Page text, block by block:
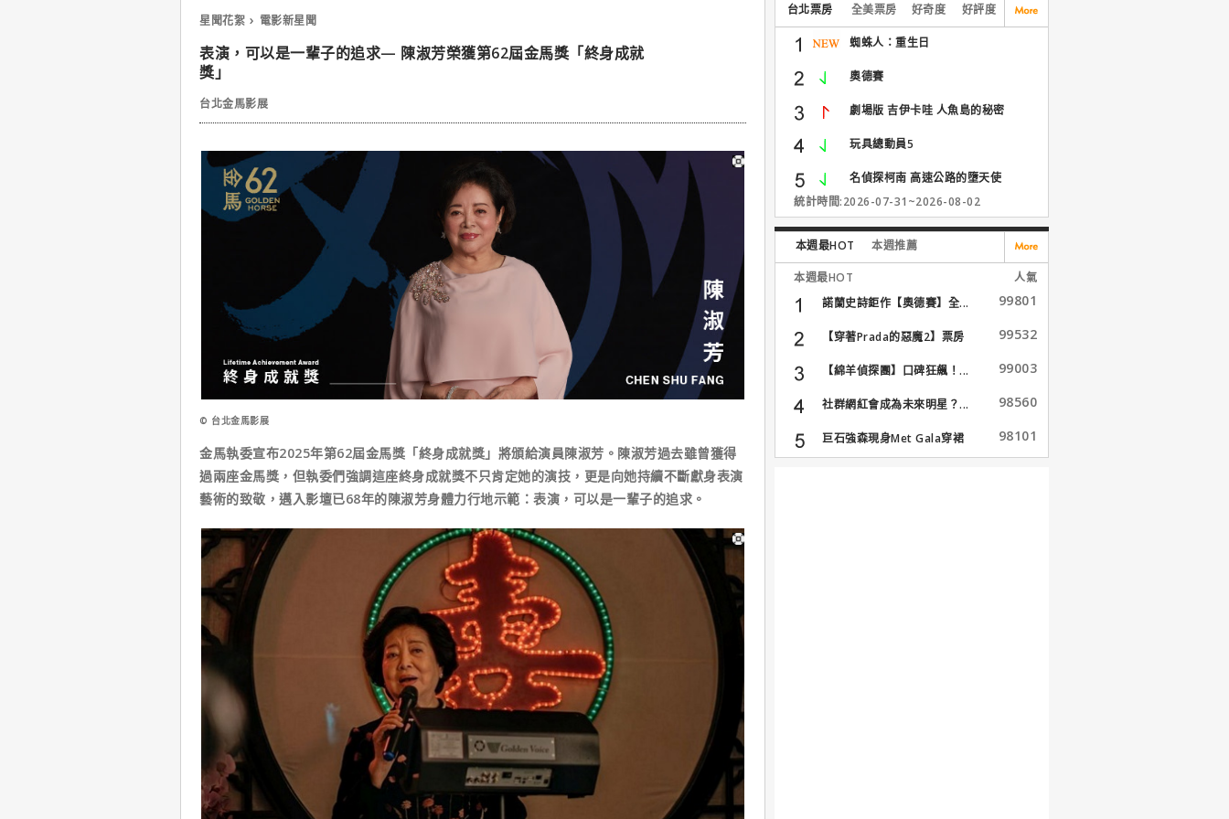
星聞花絮 電影新星聞
表演，可以是一輩子的追求— 陳淑芳榮獲第62屆金馬獎「終身成就
獎」
台北金馬影展
© 台北金馬影展
金馬執委宣布2025年第62屆金馬獎「終身成就獎」將頒給演員陳淑芳。陳淑芳過去雖曾獲得
過兩座金馬獎，但執委們強調這座終身成就獎不只肯定她的演技，更是向她持續不斷獻身表演
藝術的致敬，邁入影壇已68年的陳淑芳身體力行地示範：表演，可以是一輩子的追求。
台北票房 全美票房 好奇度 好評度
蜘蛛人：重生日
奧德賽
劇場版 吉伊卡哇 人魚島的秘密
玩具總動員5
名偵探柯南 高速公路的墮天使
統計時間:2026-07-31~2026-08-02
本週最HOT 本週推薦
本週最HOT
人氣
諾蘭史詩鉅作【奧德賽】全...
99801
【穿著Prada的惡魔2】票房
99532
【綿羊偵探團】口碑狂飆！... 99003
社群網紅會成為未來明星？... 98560
巨石強森現身Met Gala穿裙
子...
98101